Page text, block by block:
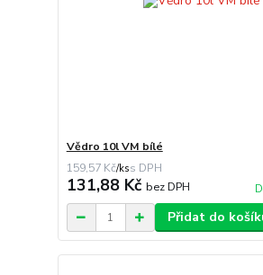
Vědro 10l VM bílé
159,57 Kč/ks
131,88 Kč bez DPH
Přidat do